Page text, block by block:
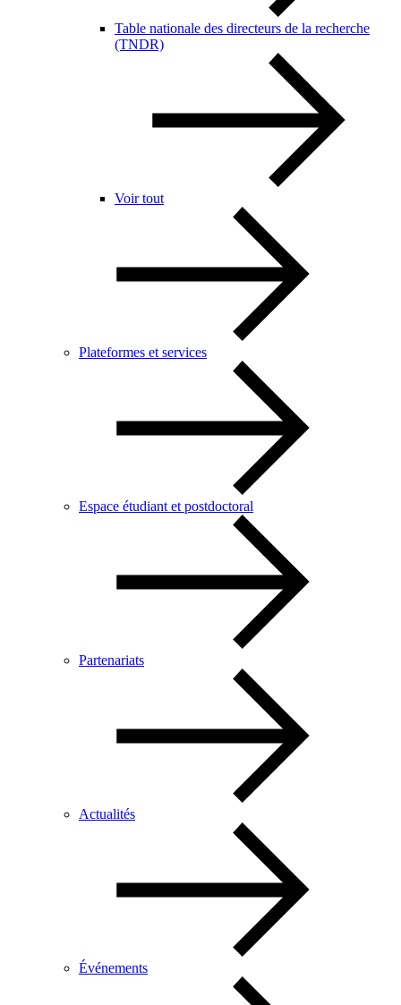
Table nationale des directeurs de la recherche
(TNDR)
Voir tout
Plateformes et services
Espace étudiant et postdoctoral
Partenariats
Actualités
Événements